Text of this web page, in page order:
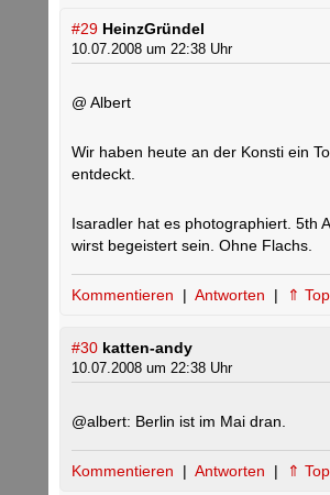
#29 HeinzGründel
10.07.2008 um 22:38 Uhr
@ Albert
Wir haben heute an der Konsti ein
entdeckt.
Isaradler hat es photographiert. 5th
wirst begeistert sein. Ohne Flachs.
Kommentieren | Antworten | ⇑ Top
#30 katten-andy
10.07.2008 um 22:38 Uhr
@albert: Berlin ist im Mai dran.
Kommentieren | Antworten | ⇑ Top